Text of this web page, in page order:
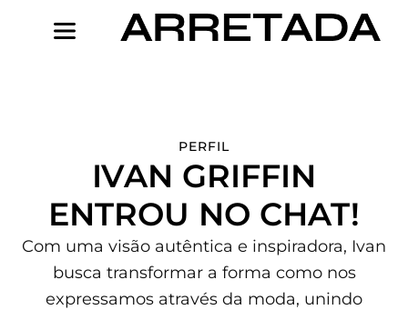
PERFIL
IVAN GRIFFIN
ENTROU NO CHAT!
Com uma visão autêntica e inspiradora, Ivan
busca transformar a forma como nos
expressamos através da moda, unindo